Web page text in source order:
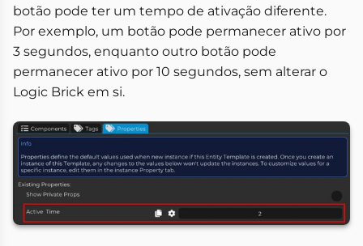
botão pode ter um tempo de ativação diferente.
Por exemplo, um botão pode permanecer ativo por
3 segundos, enquanto outro botão pode
permanecer ativo por 10 segundos, sem alterar o
Logic Brick em si.